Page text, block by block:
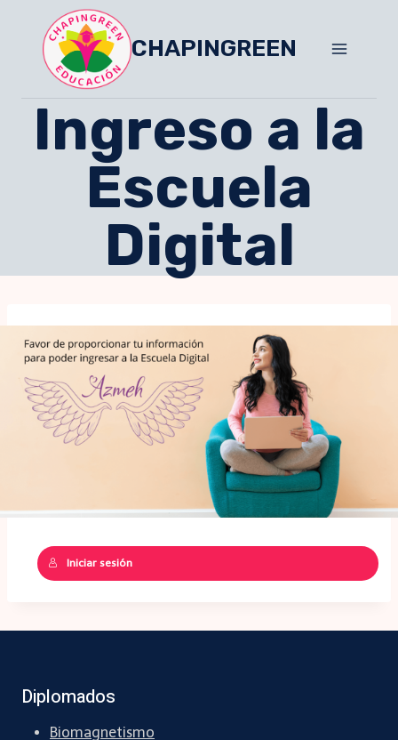
content
CHAPINGREEN
Ingreso a la
Escuela
Digital
Iniciar sesión
Diplomados
Biomagnetismo